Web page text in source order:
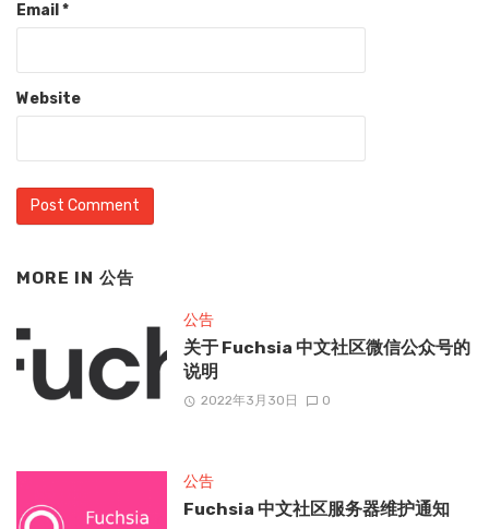
Email *
Website
MORE IN 公告
公告
关于 Fuchsia 中文社区微信公众号的
说明
2022年3月30日 0
公告
Fuchsia 中文社区服务器维护通知